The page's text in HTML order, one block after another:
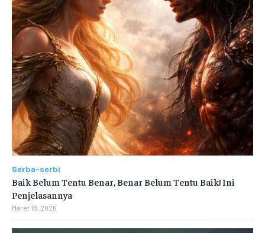
Serba-serbi
Baik Belum Tentu Benar, Benar Belum Tentu Baik! Ini
Penjelasannya
Maret 18, 2026